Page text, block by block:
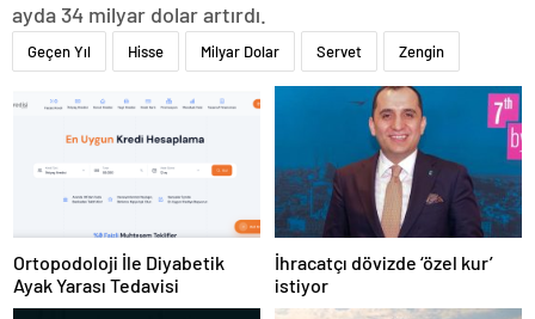
ayda 34 milyar dolar artırdı.
Geçen Yıl Hisse Milyar Dolar Servet Zengin
Ortopodoloji İle Diyabetik
Ayak Yarası Tedavisi
İhracatçı dövizde ‘özel kur’
istiyor